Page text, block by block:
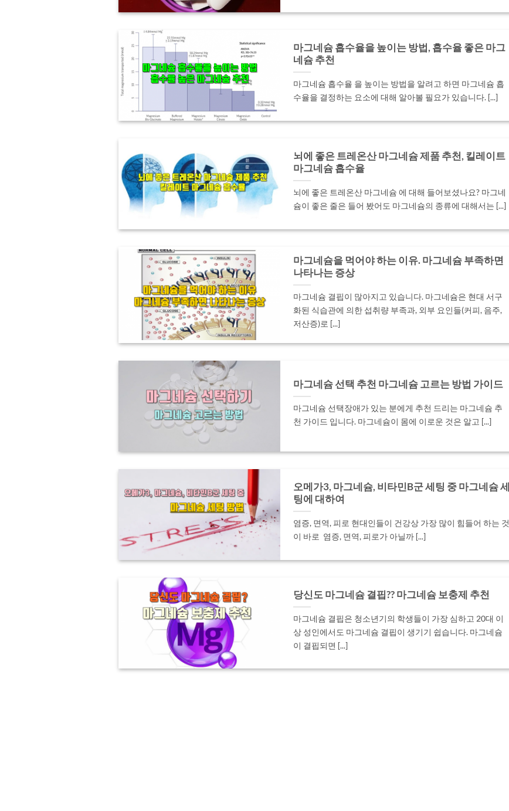
마그네슘 흡수율을 높이는 방법, 흡수율 좋은 마그
네슘 추천
마그네슘 흡수율 을 높이는 방법을 알려고 하면 마그네슘 흡
수율을 결정하는 요소에 대해 알아볼 필요가 있습니다. [...]
뇌에 좋은 트레온산 마그네슘 제품 추천, 킬레이트
마그네슘 흡수율
뇌에 좋은 트레온산 마그네슘 에 대해 들어보셨나요? 마그네
슘이 좋은 줄은 들어 봤어도 마그네슘의 종류에 대해서는 [...]
마그네슘을 먹어야 하는 이유. 마그네슘 부족하면
나타나는 증상
마그네슘 결핍이 많아지고 있습니다. 마그네슘은 현대 서구
화된 식습관에 의한 섭취량 부족과, 외부 요인들(커피, 음주,
저산증)로 [...]
마그네슘 선택 추천 마그네슘 고르는 방법 가이드
마그네슘 선택장애가 있는 분에게 추천 드리는 마그네슘 추
천 가이드 입니다. 마그네슘이 몸에 이로운 것은 알고 [...]
오메가3, 마그네슘, 비타민B군 세팅 중 마그네슘 세
팅에 대하여
염증, 면역, 피로 현대인들이 건강상 가장 많이 힘들어 하는 것
이 바로 염증, 면역, 피로가 아닐까 [...]
당신도 마그네슘 결핍?? 마그네슘 보충제 추천
마그네슘 결핍은 청소년기의 학생들이 가장 심하고 20대 이
상 성인에서도 마그네슘 결핍이 생기기 쉽습니다. 마그네슘
이 결핍되면 [...]